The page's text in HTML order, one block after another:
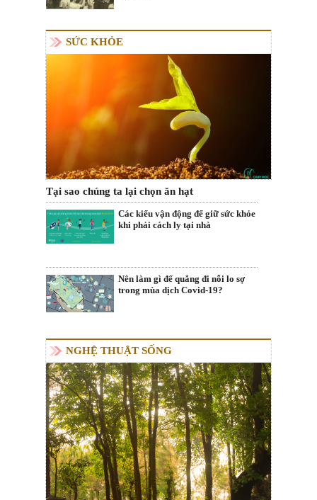
SỨC KHỎE
Tại sao chúng ta lại chọn ăn hạt
Các kiểu vận động để giữ sức khỏe
khi phải cách ly tại nhà
Nên làm gì để quẳng đi nỗi lo sợ
trong mùa dịch Covid-19?
NGHỆ THUẬT SỐNG